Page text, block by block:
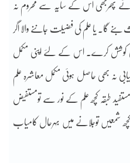
پھربھی اس کے سایہ سے محروم نہ
بنے گا۔ یا علم کی فضیلت جاننے والا اگر
کوشش کرے۔ اس کے لئے اپنی مکمل
نہ بھی حاصل ہوئی مکمل معاشرہ علم
طبقہ کچھ علم کے نور سے تومستفیض
شمعیں توجلانے میں بہرحال کامیاب